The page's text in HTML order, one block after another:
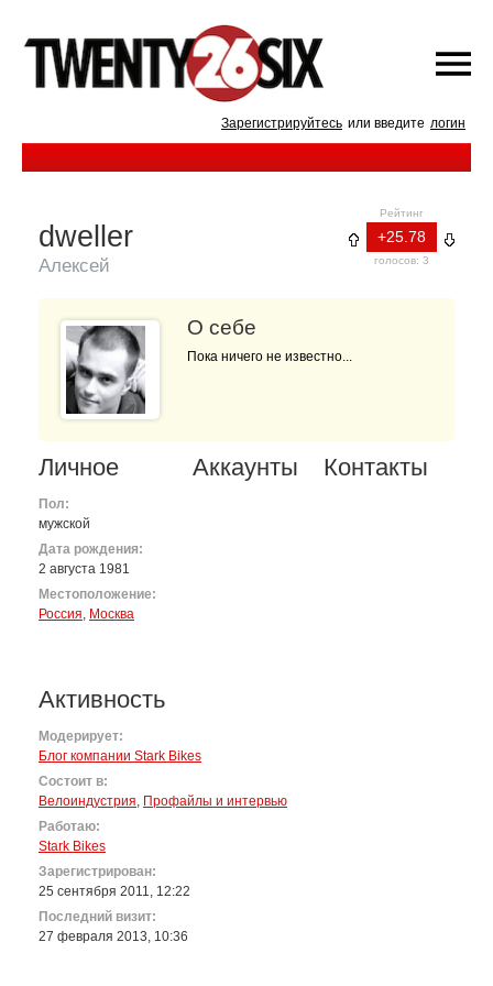
Зарегистрируйтесь или введите логин
Рейтинг
+25.78
голосов: 3
dweller
Алексей
О себе
Пока ничего не известно...
Личное
Пол:
мужской
Дата рождения:
2 августа 1981
Местоположение:
Россия, Москва
Аккаунты Контакты
Активность
Модерирует:
Блог компании Stark Bikes
Состоит в:
Велоиндустрия, Профайлы и интервью
Работаю:
Stark Bikes
Зарегистрирован:
25 сентября 2011, 12:22
Последний визит:
27 февраля 2013, 10:36